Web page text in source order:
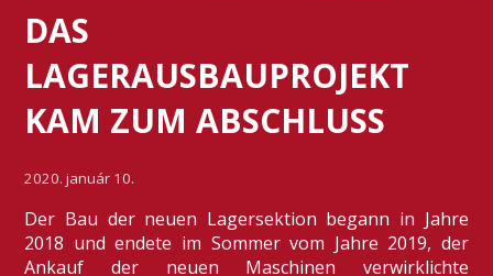
DAS
LAGERAUSBAUPROJEKT
KAM ZUM ABSCHLUSS
2020. január 10.
Der Bau der neuen Lagersektion begann in Jahre
2018 und endete im Sommer vom Jahre 2019, der
Ankauf der neuen Maschinen verwirklichte